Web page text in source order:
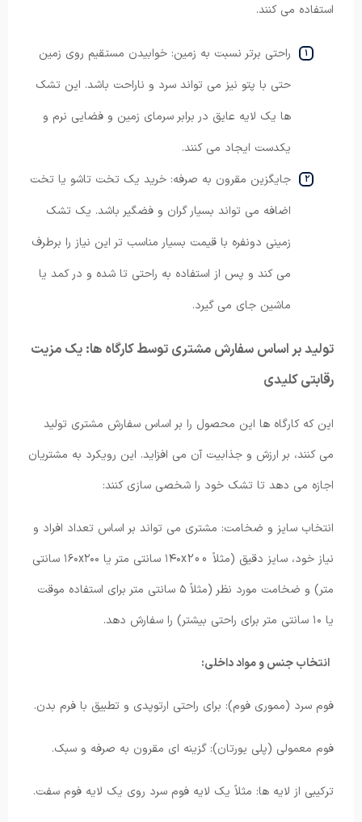
استفاده می کنند.
راحتی برتر نسبت به زمین: خوابیدن مستقیم روی زمین
حتی با پتو نیز می تواند سرد و ناراحت باشد. این تشک
ها یک لایه عایق در برابر سرمای زمین و فضایی نرم و
یکدست ایجاد می کنند.
جایگزین مقرون به صرفه: خرید یک تخت تاشو یا تخت
اضافه می تواند بسیار گران و فضگیر باشد. یک تشک
زمینی دونفره با قیمت بسیار مناسب تر این نیاز را برطرف
می کند و پس از استفاده به راحتی تا شده و در کمد یا
ماشین جای می گیرد.
تولید بر اساس سفارش مشتری توسط کارگاه ها: یک مزیت
رقابتی کلیدی
این که کارگاه ها این محصول را بر اساس سفارش مشتری تولید
می کنند، بر ارزش و جذابیت آن می افزاید. این رویکرد به مشتریان
اجازه می دهد تا تشک خود را شخصی سازی کنند:
انتخاب سایز و ضخامت: مشتری می تواند بر اساس تعداد افراد و
نیاز خود، سایز دقیق (مثلاً ۱۴۰x200 سانتی متر یا ۱۶۰x۲۰۰ سانتی
متر) و ضخامت مورد نظر (مثلاً ۵ سانتی متر برای استفاده موقت
یا ۱۰ سانتی متر برای راحتی بیشتر) را سفارش دهد.
انتخاب جنس و مواد داخلی:
فوم سرد (مموری فوم): برای راحتی ارتوپدی و تطبیق با فرم بدن.
فوم معمولی (پلی یورتان): گزینه ای مقرون به صرفه و سبک.
ترکیبی از لایه ها: مثلاً یک لایه فوم سرد روی یک لایه فوم سفت.